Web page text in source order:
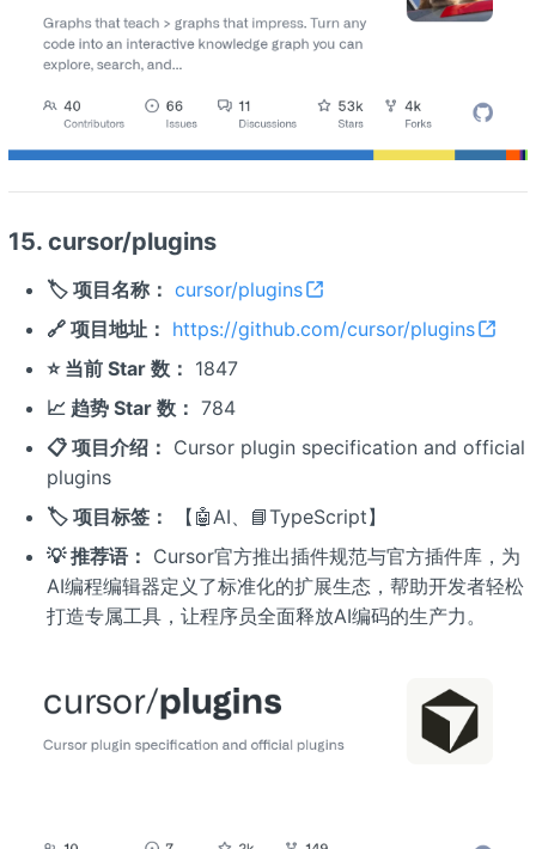
15. cursor/plugins
🏷️ 项目名称： cursor/plugins
🔗 项目地址： https://github.com/cursor/plugins
⭐ 当前 Star 数： 1847
📈 趋势 Star 数： 784
📋 项目介绍： Cursor plugin specification and official
plugins
🏷️ 项目标签：
【🤖AI、📘TypeScript】
💡 推荐语： Cursor官方推出插件规范与官方插件库，为
AI编程编辑器定义了标准化的扩展生态，帮助开发者轻松
打造专属工具，让程序员全面释放AI编码的生产力。